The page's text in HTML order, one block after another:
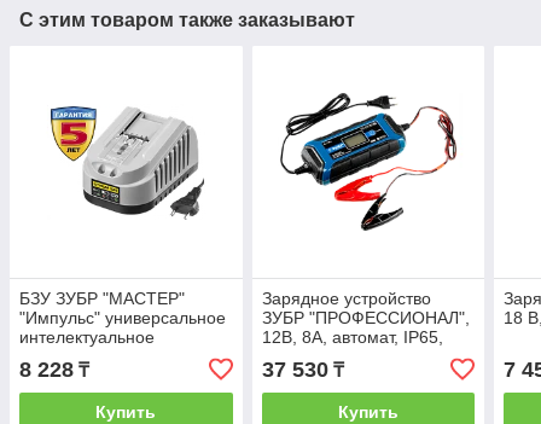
С этим товаром также заказывают
БЗУ ЗУБР "МАСТЕР"
"Импульс" универсальное
интелектуальное
зарядное устройство,14-
18 В для ДАИ-18-2-Ли
(КНМ4)
8 228 ₸
Купить
Зарядное устройство
ЗУБР "ПРОФЕССИОНАЛ",
12В, 8А, автомат, IP65,
AGM, GEL, WET
37 530₸
Купить
18
7